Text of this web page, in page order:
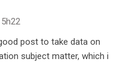
post to take data on
subject matter, which i